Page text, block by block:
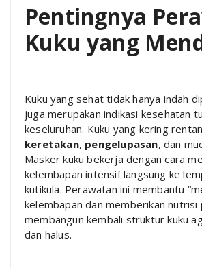
Pentingnya
Kuku yang
Kuku yang sehat tidak hanya indah
juga merupakan indikasi kesehatan
keseluruhan. Kuku yang kering
keretakan, pengelupasan, dan
Masker kuku bekerja dengan cara
kelembapan intensif langsung ke
kutikula. Perawatan ini membantu
kelembapan dan memberikan nutrisi
membangun kembali struktur kuku
dan halus.